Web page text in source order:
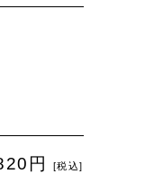
円 [税込]